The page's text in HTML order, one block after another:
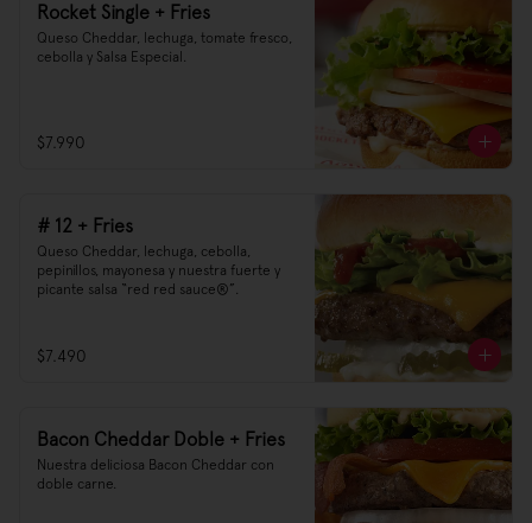
Rocket Single + Fries
Queso Cheddar, lechuga, tomate fresco,
cebolla y Salsa Especial.
$7.990
# 12 + Fries
Queso Cheddar, lechuga, cebolla,
pepinillos, mayonesa y nuestra fuerte y
picante salsa “red red sauce®”.
$7.490
Bacon Cheddar Doble + Fries
Nuestra deliciosa Bacon Cheddar con
doble carne.